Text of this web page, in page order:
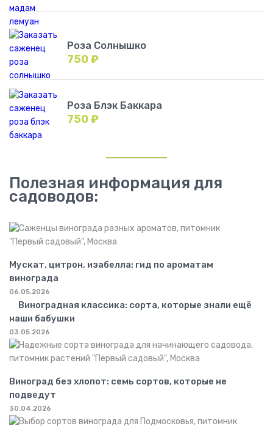
Роза Солнышко
750₽
Роза Блэк Баккара
750₽
Полезная информация для
садоводов:
Мускат, цитрон, изабелла: гид по ароматам
винограда
06.05.2026
Виноградная классика: сорта, которые знали ещё
наши бабушки
03.05.2026
Виноград без хлопот: семь сортов, которые не
подведут
30.04.2026